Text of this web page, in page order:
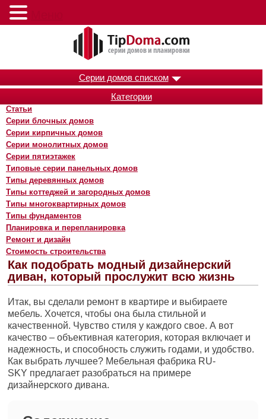
Серии домов списком
Категории
Статьи
Серии блочных домов
Серии кирпичных домов
Серии монолитных домов
Серии пятиэтажек
Типовые серии панельных домов
Типы деревянных домов
Типы коттеджей и загородных домов
Типы многоквартирных домов
Типы фундаментов
Планировка и перепланировка
Ремонт и дизайн
Стоимость строительства
Как подобрать модный дизайнерский
диван, который прослужит всю жизнь
Итак, вы сделали ремонт в квартире и выбираете
мебель. Хочется, чтобы она была стильной и
качественной. Чувство стиля у каждого свое. А вот
качество – объективная категория, которая включает и
надежность, и способность служить годами, и удобство.
Как выбрать лучшее? Мебельная фабрика RU-
SKY предлагает разобраться на примере
дизайнерского дивана.